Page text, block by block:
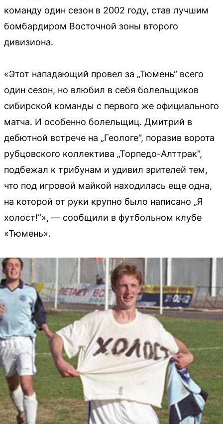
команду один сезон в 2002 году, став лучшим
бомбардиром Восточной зоны второго
дивизиона.
«Этот нападающий провел за „Тюмень“ всего
один сезон, но влюбил в себя болельщиков
сибирской команды с первого же официального
матча. И особенно болельщиц. Дмитрий в
дебютной встрече на „Геологе“, поразив ворота
рубцовского коллектива „Торпедо-Алттрак“,
подбежал к трибунам и удивил зрителей тем,
что под игровой майкой находилась еще одна,
на которой от руки крупно было написано „Я
холост!“», — сообщили в футбольном клубе
«Тюмень».